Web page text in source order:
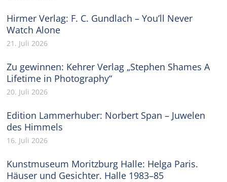
Hirmer Verlag: F. C. Gundlach – You’ll Never
Watch Alone
21. Juli 2026
Zu gewinnen: Kehrer Verlag „Stephen Shames A
Lifetime in Photography“
20. Juli 2026
Edition Lammerhuber: Norbert Span – Juwelen
des Himmels
16. Juli 2026
Kunstmuseum Moritzburg Halle: Helga Paris.
Häuser und Gesichter. Halle 1983–85